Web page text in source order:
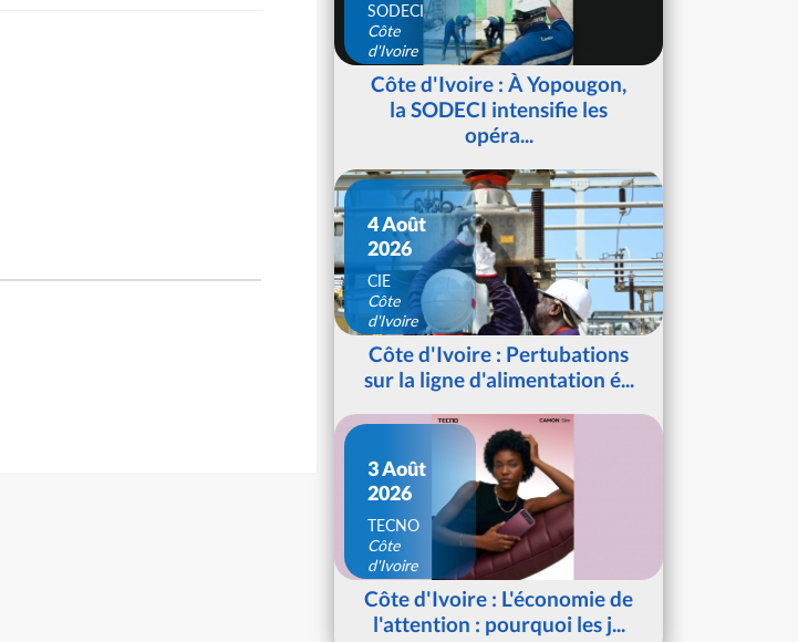
SODECI
Côte
d'Ivoire
Côte d'Ivoire : À Yopougon,
la SODECI intensifie les
opéra...
4 Août
2026
CIE
Côte
d'Ivoire
Côte d'Ivoire : Pertubations
sur la ligne d'alimentation é...
3 Août
2026
TECNO
Côte
d'Ivoire
Côte d'Ivoire : L'économie de
l'attention : pourquoi les j...